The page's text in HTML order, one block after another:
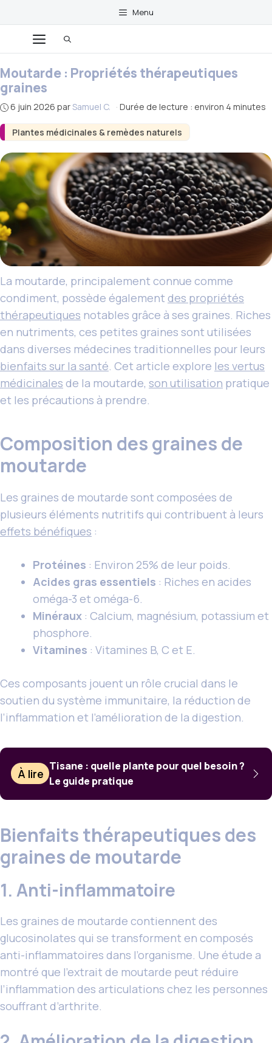
au
contenu
Menu
Menu
Plantes médicinales & remèdes naturels
Moutarde : Propriétés thérapeutiques
graines
6 juin 2026 parSamuel C. · Durée de lecture : environ 4 minutes
La moutarde, principalement connue comme
condiment, possède également des propriétés
thérapeutiques notables grâce à ses graines. Riches
en nutriments, ces petites graines sont utilisées
dans diverses médecines traditionnelles pour leurs
bienfaits sur la santé. Cet article explore les vertus
médicinales de la moutarde, son utilisation pratique
et les précautions à prendre.
Composition des graines de
moutarde
Les graines de moutarde sont composées de
plusieurs éléments nutritifs qui contribuent à leurs
effets bénéfiques :
Protéines : Environ 25% de leur poids.
Acides gras essentiels : Riches en acides
oméga-3 et oméga-6.
Minéraux : Calcium, magnésium, potassium et
phosphore.
Vitamines : Vitamines B, C et E.
Ces composants jouent un rôle crucial dans le
soutien du système immunitaire, la réduction de
l’inflammation et l’amélioration de la digestion.
À lire
Tisane : quelle plante pour quel besoin ?
Le guide pratique
Bienfaits thérapeutiques des
graines de moutarde
1. Anti-inflammatoire
Les graines de moutarde contiennent des
glucosinolates qui se transforment en composés
anti-inflammatoires dans l’organisme. Une étude a
montré que l’extrait de moutarde peut réduire
l’inflammation des articulations chez les personnes
souffrant d’arthrite.